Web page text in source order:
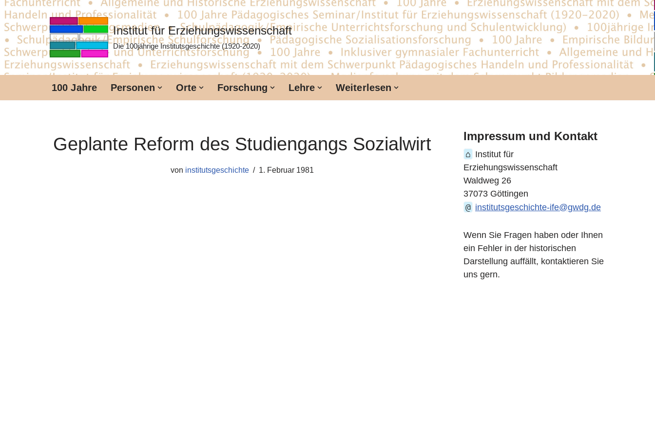
Zum
Inhalt
springen
Institut für Erziehungswissenschaft
Die 100jährige Institutsgeschichte (1920-2020)
100 Jahre Personen Orte Forschung Lehre Weiterlesen
Geplante Reform des Studiengangs Sozialwirt
von institutsgeschichte 1. Februar 1981
Impressum und Kontakt
⌂ Institut für
Erziehungswissenschaft
Waldweg 26
37073 Göttingen
@ institutsgeschichte-ife@gwdg.de
Wenn Sie Fragen haben oder Ihnen
ein Fehler in der historischen
Darstellung auffällt, kontaktieren Sie
uns gern.